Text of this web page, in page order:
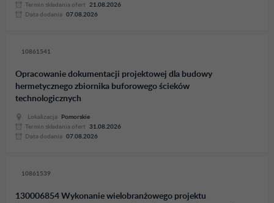
Termin skladania ofert
21.08.2026
Data dodania
07.08.2026
10861541
Opracowanie dokumentacji projektowej dla budowy
hermetycznego zbiornika buforowego ścieków
technologicznych
Lokalizacja
Pomorskie
Termin skladania ofert
31.08.2026
Data dodania
07.08.2026
10861539
130006854 Wykonanie wielobranżowego projektu